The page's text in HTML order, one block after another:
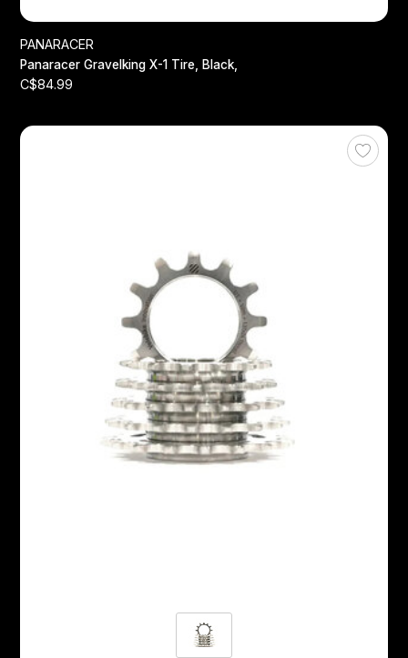
PANARACER
Panaracer Gravelking X-1 Tire, Black,
C$84.99